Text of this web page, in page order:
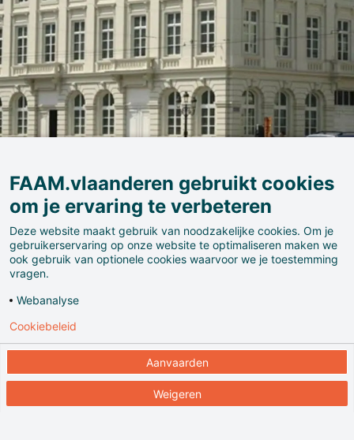
Magritte is een van de beroemdste schilders ter
wereld. De vreemde, fascinerende wereld die hij in zijn
doeken creëert draagt bij tot de internationale
uitstraling van het reële Brussel. Deze prominente
figuur heeft een eigen museum in de stad waar het
grootste deel van zijn oeuvre tot stand kwam.
FAAM.vlaanderen gebruikt cookies
om je ervaring te verbeteren
Deze website maakt gebruik van noodzakelijke cookies. Om je
gebruikerservaring op onze website te optimaliseren maken we
ook gebruik van optionele cookies waarvoor we je toestemming
vragen.
Webanalyse
Aanvaarden
Weigeren
Cookiebeleid